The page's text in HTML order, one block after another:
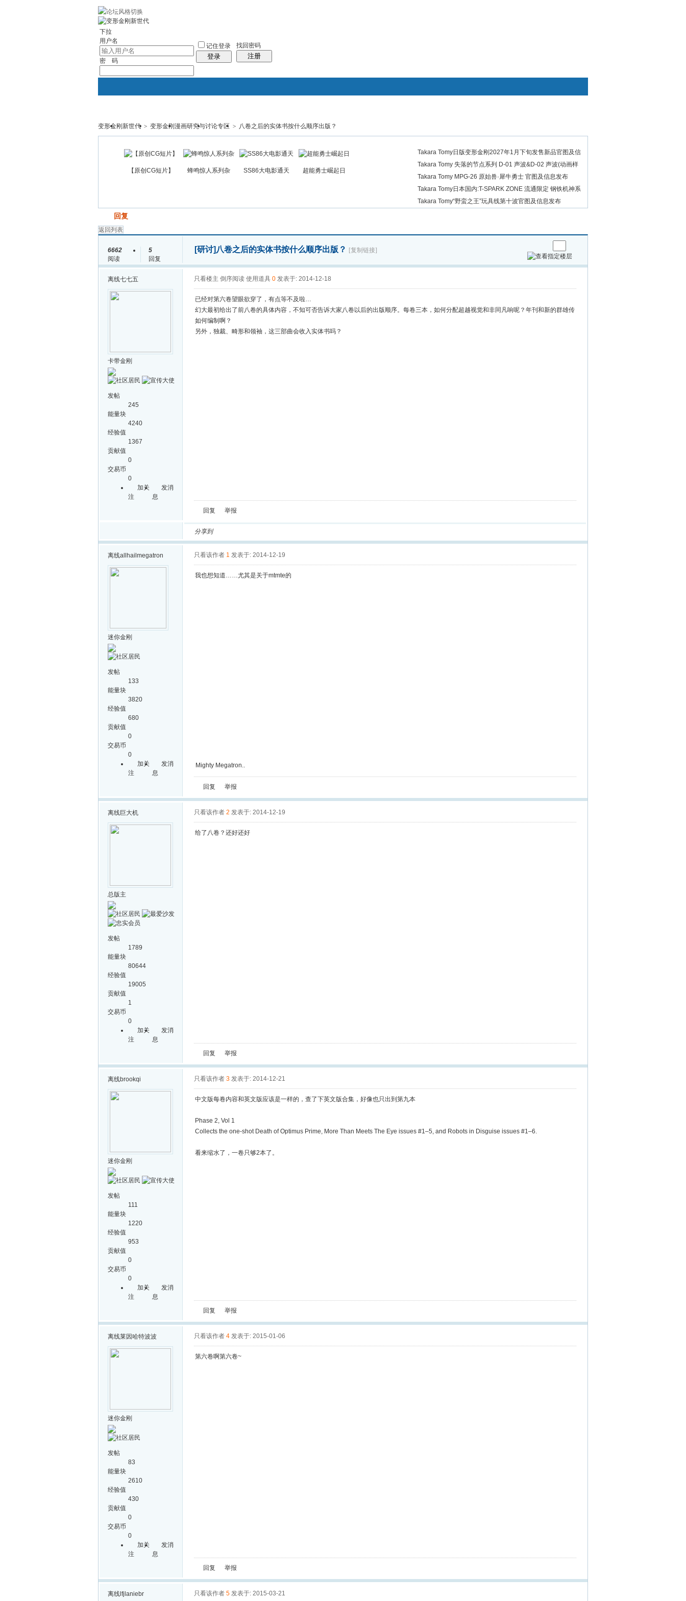
下拉
用户名
密 码
记住登录
登录
找回密码
注册
门户 论坛 图酷 资讯 群组
帖子
搜索
变形金刚新世代 > 变形金刚漫画研究与讨论专区 > 八卷之后的实体书按什么顺序出版？
【原创CG短片】 蜂鸣惊人系列杂 SS86大电影通天 超能勇士崛起日
Takara Tomy日版变形金刚2027年1月下旬发售新品官图及信
息发布
Takara Tomy 失落的节点系列 D-01 声波&D-02 声波(动画样
式)
Takara Tomy MPG-26 原始兽·犀牛勇士 官图及信息发布
Takara Tomy日本国内:T-SPARK ZONE 流通限定 钢铁机神系
列 AM-T0
Takara Tomy“野蛮之王”玩具线第十波官图及信息发布
回复
返回列表
6662
阅读
5
回复
[研讨] 八卷之后的实体书按什么顺序出版？ [复制链接]
离线七七五
卡带金刚
发帖
245
能量块
4240
经验值
1367
贡献值
0
交易币
0
加关
注
发消
息
只看楼主 倒序阅读 使用道具 0 发表于: 2014-12-18
已经对第六卷望眼欲穿了，有点等不及啦…
幻大最初给出了前八卷的具体内容，不知可否告诉大家八卷以后的出版顺序。每卷三本，如何分配超越视觉和非同凡响呢？年刊和新的群雄传
如何编制啊？
另外，独裁、畸形和领袖，这三部曲会收入实体书吗？
回复 举报
分享到
离线allhailmegatron
迷你金刚
发帖
133
能量块
3820
经验值
680
贡献值
0
交易币
0
加关
注
发消
息
只看该作者 1 发表于: 2014-12-19
我也想知道……尤其是关于mtmte的
Mighty Megatron..
回复 举报
离线巨大机
总版主
发帖
1789
能量块
80644
经验值
19005
贡献值
1
交易币
0
加关
注
发消
息
只看该作者 2 发表于: 2014-12-19
给了八卷？还好还好
回复 举报
离线brookqi
迷你金刚
发帖
111
能量块
1220
经验值
953
贡献值
0
交易币
0
加关
注
发消
息
只看该作者 3 发表于: 2014-12-21
中文版每卷内容和英文版应该是一样的，查了下英文版合集，好像也只出到第九本
Phase 2, Vol 1
Collects the one-shot Death of Optimus Prime, More Than Meets The Eye issues #1–5, and Robots in Disguise issues #1–6.
看来缩水了，一卷只够2本了。
回复 举报
离线莱因哈特波波
迷你金刚
发帖
83
能量块
2610
经验值
430
贡献值
0
交易币
0
加关
注
发消
息
只看该作者 4 发表于: 2015-01-06
第六卷啊第六卷~
回复 举报
离线 lfjlaniebr 只看该作者 5 发表于: 2015-03-21